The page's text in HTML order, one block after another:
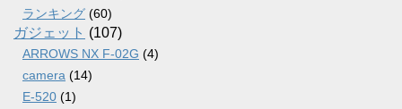
ランキング (60)
ガジェット (107)
ARROWS NX F-02G (4)
camera (14)
E-520 (1)